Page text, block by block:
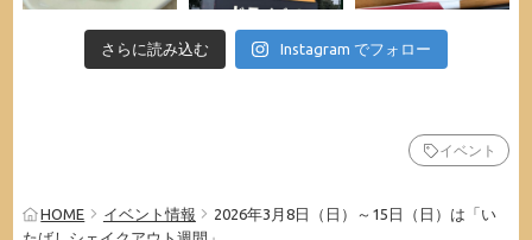
さらに読み込む Instagram でフォロー
イベント
HOME イベント情報
2026年3月8日（日）～15日（日）は「い